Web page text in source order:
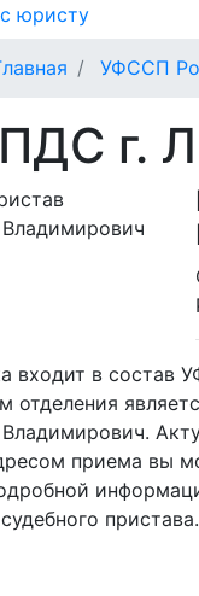
юристу
УФССП
г.
входит в состав
отделения
приема вы
пристава.